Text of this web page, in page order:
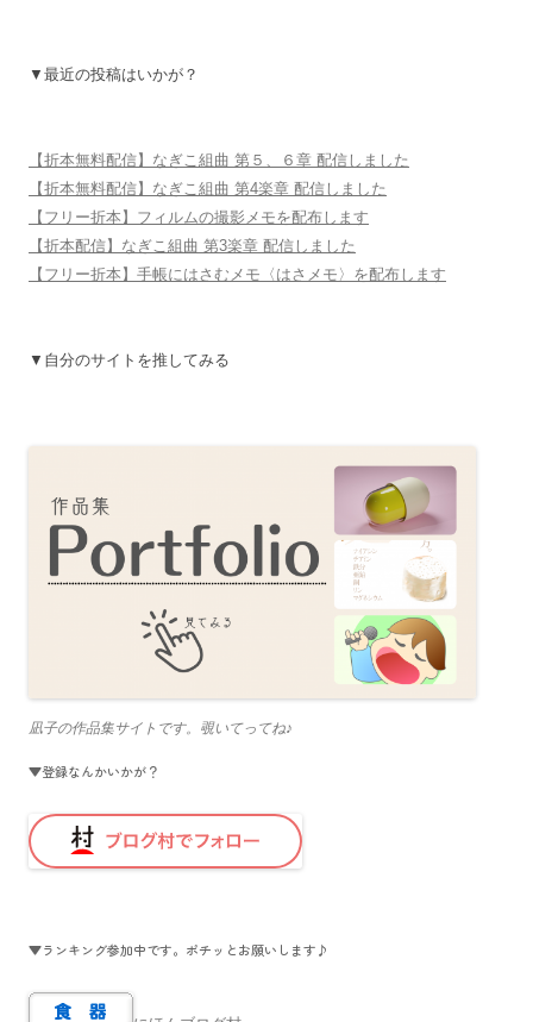
▼最近の投稿はいかが？
【折本無料配信】なぎこ組曲 第５、６章 配信しました
【折本無料配信】なぎこ組曲 第4楽章 配信しました
【フリー折本】フィルムの撮影メモを配布します
【折本配信】なぎこ組曲 第3楽章 配信しました
【フリー折本】手帳にはさむメモ〈はさメモ〉を配布します
▼自分のサイトを推してみる
凪子の作品集サイトです。覗いてってね♪
▼登録なんかいかが？
▼ランキング参加中です。ポチッとお願いします♪